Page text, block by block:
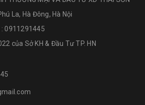
La, Hà Đông, Hà Nội
: 0911291445
của Sở KH & Đầu Tư TP. HN